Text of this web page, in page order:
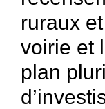
ruraux
voirie et
plan